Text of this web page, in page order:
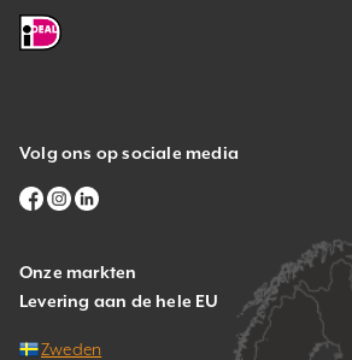
Volg ons op sociale media
Onze markten
Levering aan de hele EU
Zweden